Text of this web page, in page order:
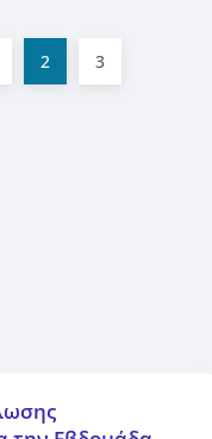
2
3